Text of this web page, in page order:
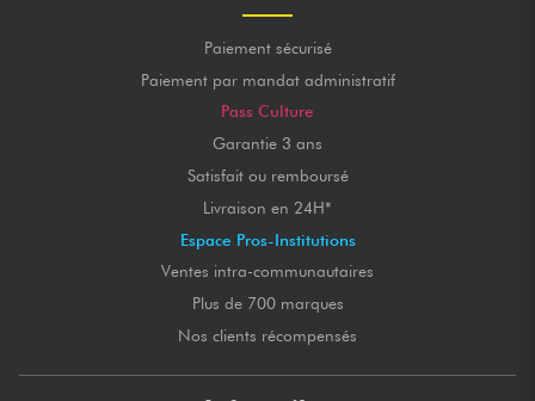
Paiement sécurisé
Paiement par mandat administratif
Pass Culture
Garantie 3 ans
Satisfait ou remboursé
Livraison en 24H*
Espace Pros-Institutions
Ventes intra-communautaires
Plus de 700 marques
Nos clients récompensés